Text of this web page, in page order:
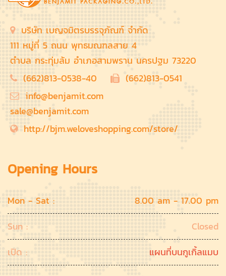
บริษัท เบญจมิตรบรรจุภัณฑ์ จำกัด
111 หมู่ที่ 5 ถนน พุทธมณฑลสาย 4
ตำบล กระทุ่มล้ม อำเภอสามพราน นครปฐม 73220
(662)813-0538-40
(662)813-0541
info@benjamit.com
sale@benjamit.com
http://bjm.weloveshopping.com/store/
Opening Hours
Mon - Sat :
8.00 am - 17.00 pm
Sun :
Closed
เปิด :
แผนที่บนกูเกิ้ลแมบ